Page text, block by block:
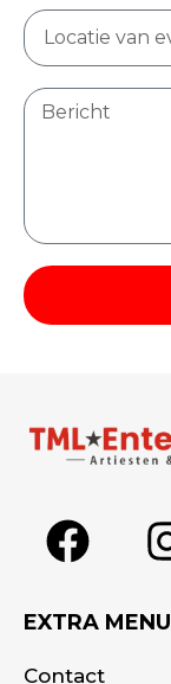
EXTRA MENU
Contact